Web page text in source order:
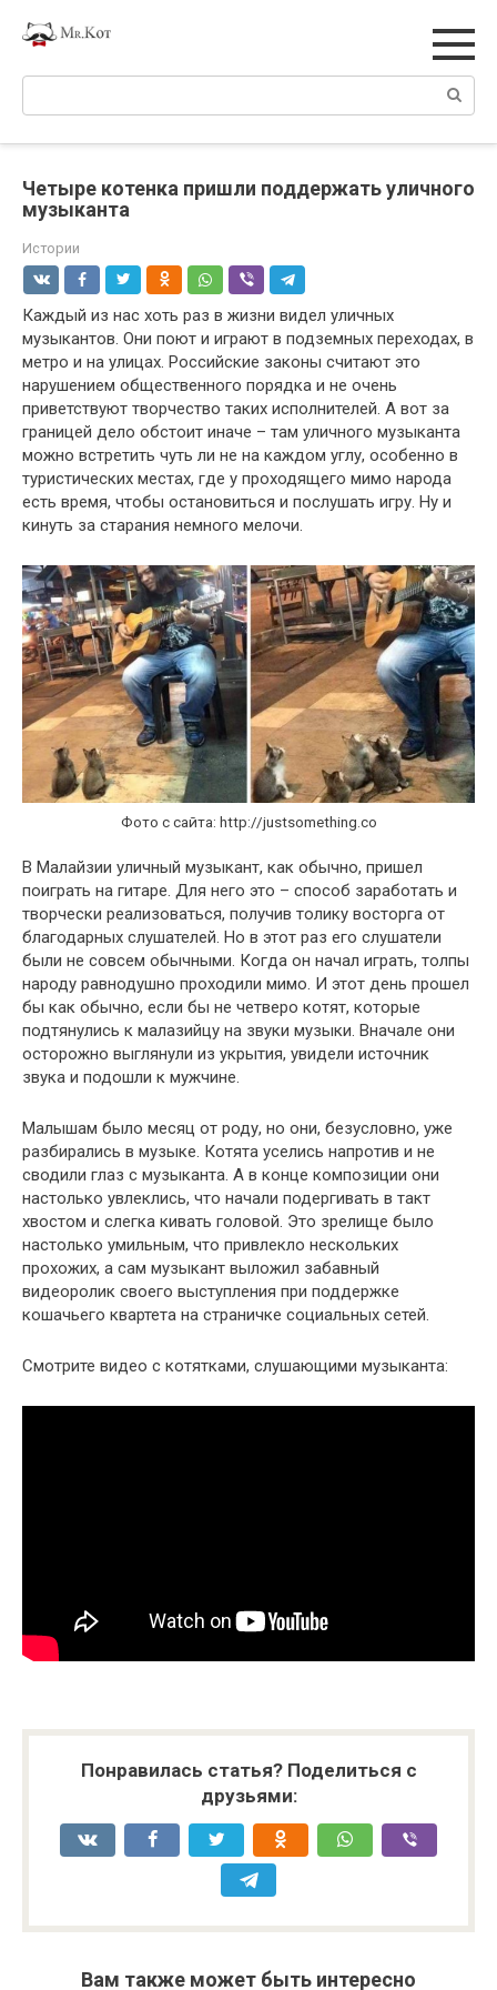
Поиск:
Четыре котенка пришли поддержать уличного
музыканта
Истории
Каждый из нас хоть раз в жизни видел уличных
музыкантов. Они поют и играют в подземных переходах, в
метро и на улицах. Российские законы считают это
нарушением общественного порядка и не очень
приветствуют творчество таких исполнителей. А вот за
границей дело обстоит иначе – там уличного музыканта
можно встретить чуть ли не на каждом углу, особенно в
туристических местах, где у проходящего мимо народа
есть время, чтобы остановиться и послушать игру. Ну и
кинуть за старания немного мелочи.
Фото с сайта: http://justsomething.co
В Малайзии уличный музыкант, как обычно, пришел
поиграть на гитаре. Для него это – способ заработать и
творчески реализоваться, получив толику восторга от
благодарных слушателей. Но в этот раз его слушатели
были не совсем обычными. Когда он начал играть, толпы
народу равнодушно проходили мимо. И этот день прошел
бы как обычно, если бы не четверо котят, которые
подтянулись к малазийцу на звуки музыки. Вначале они
осторожно выглянули из укрытия, увидели источник
звука и подошли к мужчине.
Малышам было месяц от роду, но они, безусловно, уже
разбирались в музыке. Котята уселись напротив и не
сводили глаз с музыканта. А в конце композиции они
настолько увлеклись, что начали подергивать в такт
хвостом и слегка кивать головой. Это зрелище было
настолько умильным, что привлекло нескольких
прохожих, а сам музыкант выложил забавный
видеоролик своего выступления при поддержке
кошачьего квартета на страничке социальных сетей.
Смотрите видео с котятками, слушающими музыканта:
Понравилась статья? Поделиться с
друзьями:
Вам также может быть интересно